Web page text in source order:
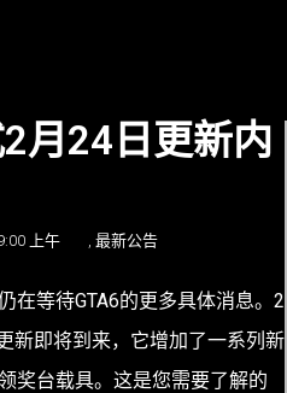
月24日更新内
上午 最新公告
在等待GTA6的更多具体消息。2
新即将到来，它增加了一系列新
奖台载具。这是您需要了解的